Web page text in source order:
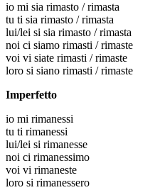
io mi sia rimasto / rimasta
tu ti sia rimasto / rimasta
lui/lei si sia rimasto / rimasta
noi ci siamo rimasti / rimaste
voi vi siate rimasti / rimaste
loro si siano rimasti / rimaste
Imperfetto
io mi rimanessi
tu ti rimanessi
lui/lei si rimanesse
noi ci rimanessimo
voi vi rimaneste
loro si rimanessero